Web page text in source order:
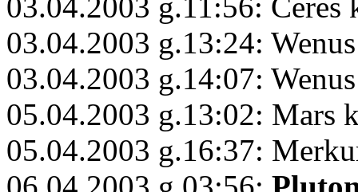
03.04.2003 g.13:24:
03.04.2003 g.14:07:
05.04.2003 g.13:02: Mars
05.04.2003 g.16:37: